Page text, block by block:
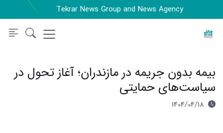
Tekrar News Group and News Agency
بیمه بدون جریمه در مازندران؛ آغاز تحول در
سیاست‌های حمایتی
1404/04/18